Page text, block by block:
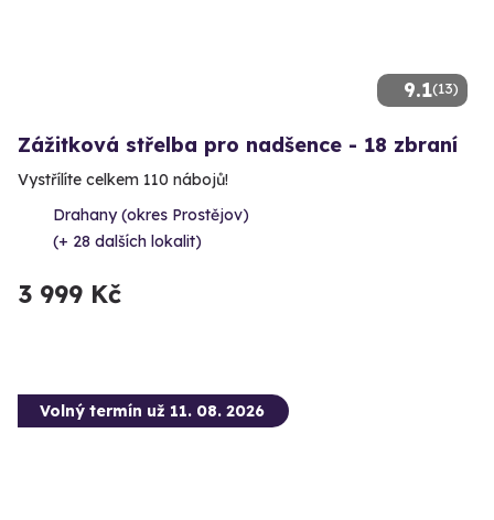
9.1(13)
Zážitková střelba pro nadšence - 18 zbraní
Vystřílíte celkem 110 nábojů!
Drahany (okres Prostějov)
(+ 28 dalších lokalit)
3 999 Kč
Volný termín už 11. 08. 2026